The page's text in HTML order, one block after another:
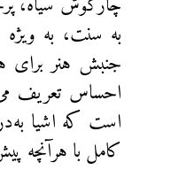
به سنت، به
جنبش هنر برای
احساس تعریف
است که اشیا
کامل با هرآنچه